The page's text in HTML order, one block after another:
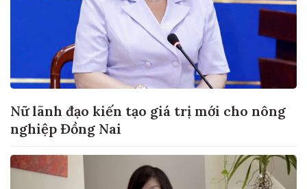
Nữ lãnh đạo kiến tạo giá trị mới cho nông
nghiệp Đồng Nai